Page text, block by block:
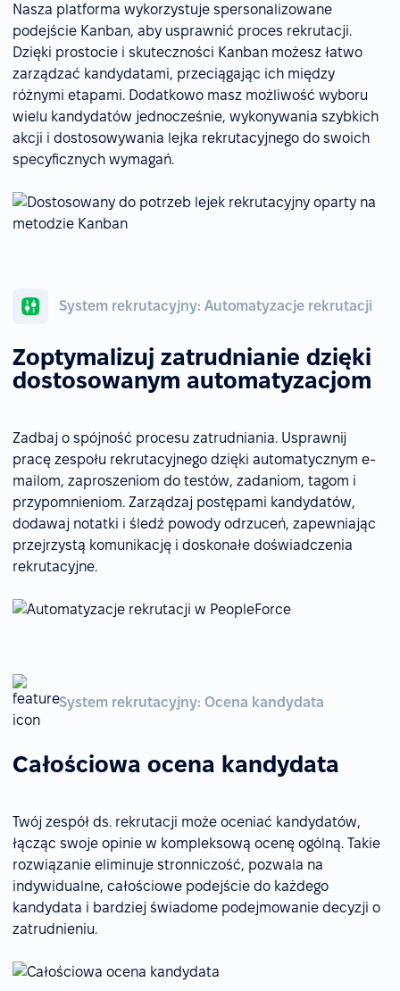
Nasza platforma wykorzystuje spersonalizowane
podejście Kanban, aby usprawnić proces rekrutacji.
Dzięki prostocie i skuteczności Kanban możesz łatwo
zarządzać kandydatami, przeciągając ich między
różnymi etapami. Dodatkowo masz możliwość wyboru
wielu kandydatów jednocześnie, wykonywania szybkich
akcji i dostosowywania lejka rekrutacyjnego do swoich
specyficznych wymagań.
System rekrutacyjny: Automatyzacje rekrutacji
Zoptymalizuj zatrudnianie dzięki
dostosowanym automatyzacjom
Zadbaj o spójność procesu zatrudniania. Usprawnij
pracę zespołu rekrutacyjnego dzięki automatycznym e-
mailom, zaproszeniom do testów, zadaniom, tagom i
przypomnieniom. Zarządzaj postępami kandydatów,
dodawaj notatki i śledź powody odrzuceń, zapewniając
przejrzystą komunikację i doskonałe doświadczenia
rekrutacyjne.
System rekrutacyjny: Ocena kandydata
Całościowa ocena kandydata
Twój zespół ds. rekrutacji może oceniać kandydatów,
łącząc swoje opinie w kompleksową ocenę ogólną. Takie
rozwiązanie eliminuje stronniczość, pozwala na
indywidualne, całościowe podejście do każdego
kandydata i bardziej świadome podejmowanie decyzji o
zatrudnieniu.